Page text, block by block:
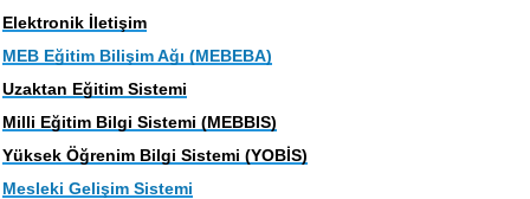
Elektronik İletişim
MEB Eğitim Bilişim Ağı (MEBEBA)
Uzaktan Eğitim Sistemi
Milli Eğitim Bilgi Sistemi (MEBBIS)
Yüksek Öğrenim Bilgi Sistemi (YOBİS)
Mesleki Gelişim Sistemi